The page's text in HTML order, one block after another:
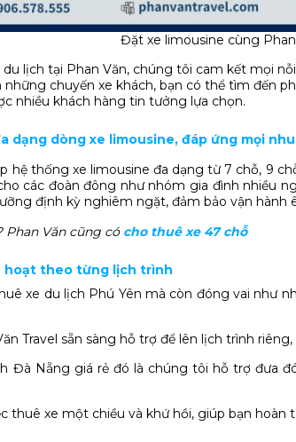
Đặt xe limousine cùng Phan
du lịch tại Phan Văn, chúng tôi cam kết mọi
chuyến xe khách, bạn có thể tìm đến
nhiều khách hàng tin tưởng lựa chọn.
dạng dòng xe limousine, đáp ứng mọi
hệ thống xe limousine đa dạng từ 7 chỗ, 9
các đoàn đông như nhóm gia đình nhiều
định kỳ nghiêm ngặt, đảm bảo vận
Phan Văn cũng có cho thuê xe 47 chỗ
hoạt theo từng lịch trình
xe du lịch Phú Yên mà còn đóng vai như
Travel sẵn sàng hỗ trợ để lên lịch trình
Đà Nẵng giá rẻ đó là chúng tôi hỗ trợ đưa
thuê xe một chiều và khứ hồi, giúp bạn hoàn